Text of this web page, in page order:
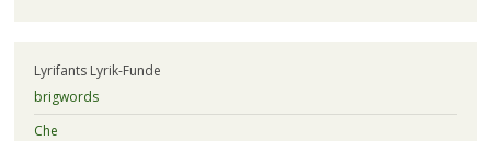
Lyrifants Lyrik-Funde
brigwords
Che